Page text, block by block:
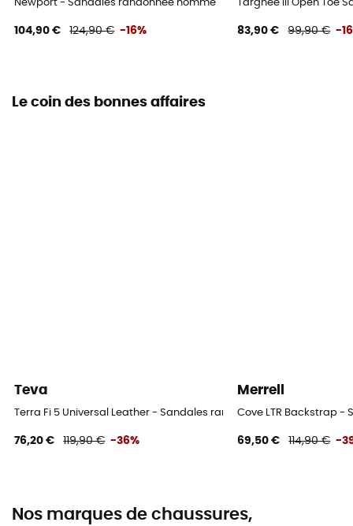
Newport - Sandales randonnée homme
104,90 € 124,90 € -16%
Targhee III Open Toe
83,90 € 99,90 € -
Le coin des bonnes affaires
Teva
Terra Fi 5 Universal Leather - Sandales randonnée homme
76,20 € 119,90 € -36%
Merrell
Cove LTR Backstrap -
69,50 € 114,90 € -
Nos marques de chaussures,